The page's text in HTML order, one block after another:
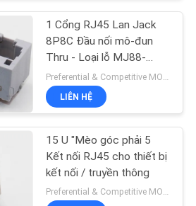
thấp
16
1 Cổng RJ45 Lan Jack
8P8C Đầu nối mô-đun
Thru - Loại lỗ MJ88-
G011-PN2
LIÊN HỆ
15 U "Mèo góc phải 5
Kết nối RJ45 cho thiết bị
kết nối / truyền thông
Preferential & Competitive MOQ:3000